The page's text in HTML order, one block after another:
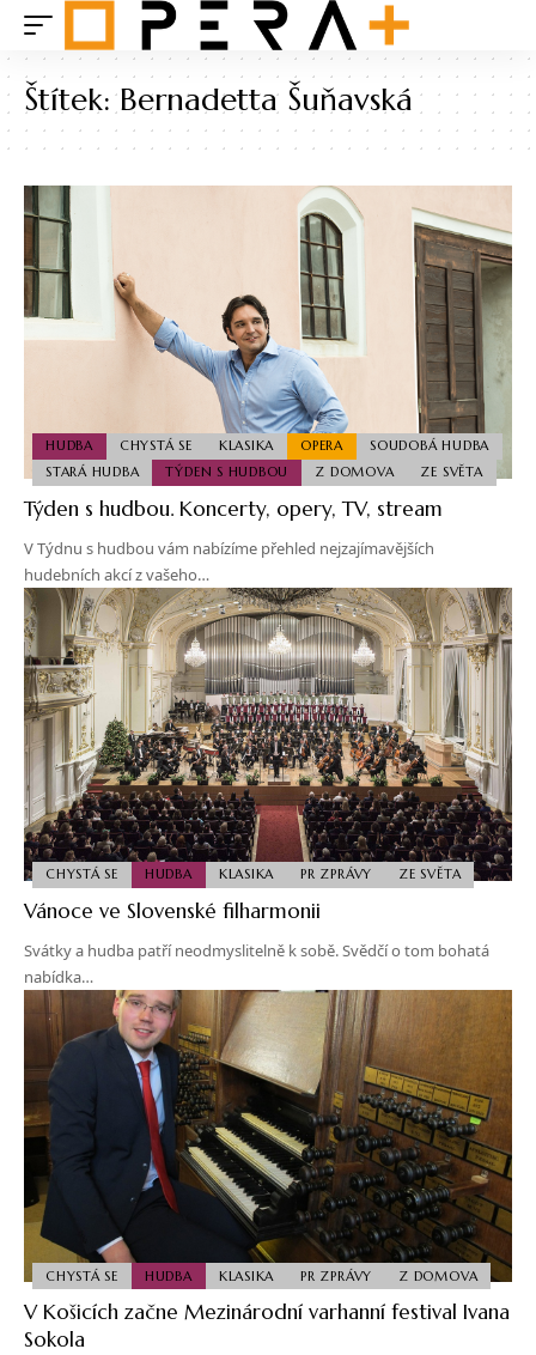
Štítek:Bernadetta Šuňavská
HUDBA CHYSTÁ SE KLASIKA OPERA
SOUDOBÁ HUDBA
STARÁ HUDBA
TÝDEN S HUDBOU Z DOMOVA ZE SVĚTA
Týden s hudbou. Koncerty, opery, TV, stream
V Týdnu s hudbou vám nabízíme přehled nejzajímavějších
hudebních akcí z vašeho…
CHYSTÁ SE HUDBA KLASIKA PR ZPRÁVY ZE SVĚTA
Vánoce ve Slovenské filharmonii
Svátky a hudba patří neodmyslitelně k sobě. Svědčí o tom bohatá
nabídka…
CHYSTÁ SE HUDBA KLASIKA PR ZPRÁVY Z DOMOVA
V Košicích začne Mezinárodní varhanní festival Ivana
Sokola